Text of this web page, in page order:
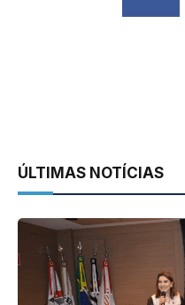
ÚLTIMAS NOTÍCIAS